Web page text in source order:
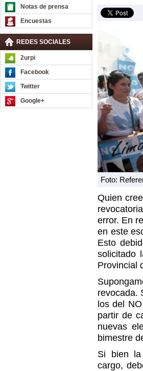
Notas de prensa
Encuestas
REDES SOCIALES
2urpi
Facebook
Twitter
Google+
Foto:
Quien
error. En
en este
Esto
solicitado
Provincial
revocada.
los del
partir de
nuevas
bimestre
Si bien la
cargo,